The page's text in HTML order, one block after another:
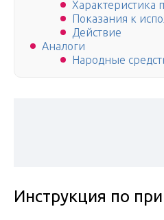
Характеристика
Показания к
Действие
Аналоги
Народные
Инструкция по